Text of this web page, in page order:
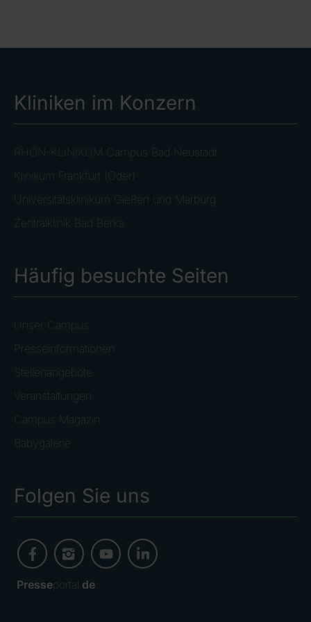
Kliniken im Konzern
RHÖN-KLINIKUM Campus Bad Neustadt
Klinikum Frankfurt (Oder)
Universitätsklinikum Gießen und Marburg
Zentralklinik Bad Berka
Häufig besuchte Seiten
Unser Campus
Presseinformationen
Stellenangebote
Veranstaltungen
Campus Magazin
Babygalerie
Folgen Sie uns
Presseportal. de